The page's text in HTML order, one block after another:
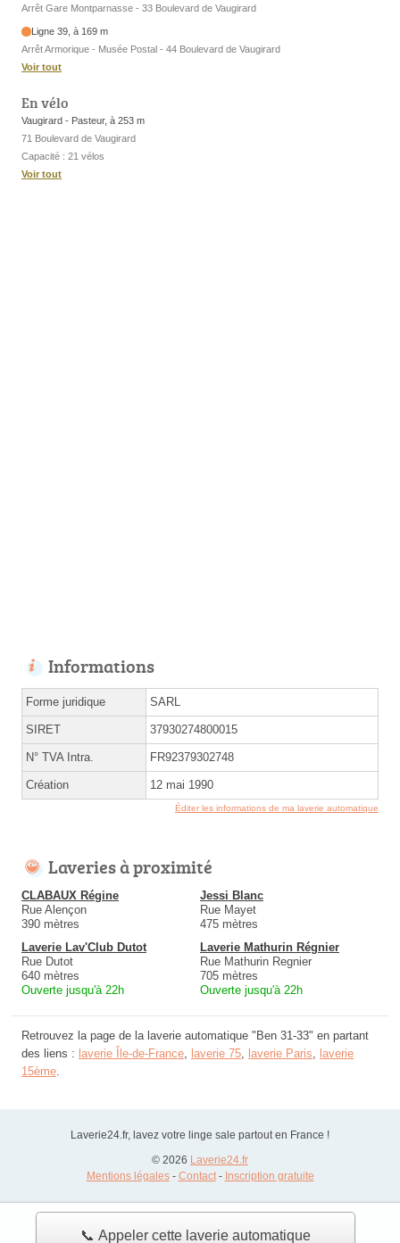
📞 Appeler cette laverie automatique
Arrêt Gare Montparnasse - 33 Boulevard de Vaugirard
Ligne 39, à 169 m
Arrêt Armorique - Musée Postal - 44 Boulevard de Vaugirard
Voir tout
En vélo
Vaugirard - Pasteur, à 253 m
71 Boulevard de Vaugirard
Capacité : 21 vélos
Voir tout
Informations
Forme juridique SARL
SIRET 37930274800015
N° TVA Intra. FR92379302748
Création 12 mai 1990
Éditer les informations de ma laverie automatique
Laveries à proximité
CLABAUX Régine
Rue Alençon
390 mètres
Jessi Blanc
Rue Mayet
475 mètres
Laverie Lav'Club Dutot
Rue Dutot
640 mètres
Ouverte jusqu'à 22h
Laverie Mathurin Régnier
Rue Mathurin Regnier
705 mètres
Ouverte jusqu'à 22h
Retrouvez la page de la laverie automatique "Ben 31-33" en partant
des liens : laverie Île-de-France laverie 75 laverie Paris
laverie
15ème
Laverie24.fr, lavez votre linge sale partout en France !
© 2026 Laverie24.fr
Mentions légales- Contact- Inscription gratuite